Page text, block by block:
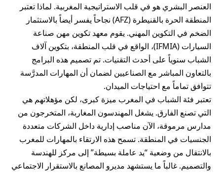
العنصر البشري هو في قلب الاستراتيجية المغربية. لماذا تعتبر
المنطقة الحرة بالقنيطرة (AFZ) نجاحاً يفسر أيضاً بالاستثمار
الضخم في التكوين المهني. يقوم معهد تكوين مهن صناعة
السيارات (IFMIA)، الواقع في قلب المنطقة، بتكوين آلاف
الشباب سنوياً على أحدث التقنيات. تم تصميم هذه البرامج
بالتعاون المباشر مع الصناعيين لضمان أن المهارات المدرَّسة
تتوافق تماماً مع احتياجات الميدان.
تعتبر فئة الشباب في المغرب ميزة كبرى، لكن مؤهلاتهم هي
التي تصنع الفارق. يشغل المهندسون المغاربة، المتخرجون من
مدارس مرموقة، الآن مناصب إدارية داخل الشركات متعددة
الجنسيات في المنطقة. تسمح هذه الارتقاء بالمهارات للمغرب
بالانتقال من وضعية “يد عاملة بسيطة” إلى مركز للهندسة
والتصميم. غالباً ما يستشهد مديرو المصانع بالاستقرار الاجتماعي